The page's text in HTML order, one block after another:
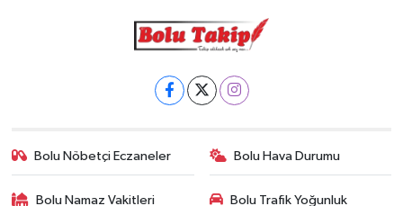
Bolu Nöbetçi Eczaneler Bolu Hava Durumu
Bolu Namaz Vakitleri
Bolu Trafik Yoğunluk